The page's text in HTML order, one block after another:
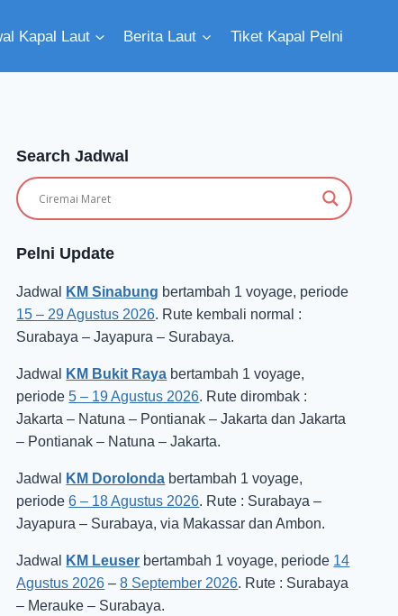
Kapal Laut Berita Laut Tiket Kapal Pelni
Search Jadwal
Pelni Update
Jadwal KM Sinabung bertambah 1 voyage, periode
15 – 29 Agustus 2026. Rute kembali normal :
Surabaya – Jayapura – Surabaya.
Jadwal KM Bukit Raya bertambah 1 voyage,
periode5 – 19 Agustus 2026. Rute dirombak :
Jakarta – Natuna – Pontianak – Jakarta dan Jakarta
– Pontianak – Natuna – Jakarta.
Jadwal KM Dorolonda bertambah 1 voyage,
periode6 – 18 Agustus 2026. Rute : Surabaya –
Jayapura – Surabaya, via Makassar dan Ambon.
Jadwal KM Leuser bertambah 1 voyage, periode 14
Agustus 2026 –8 September 2026. Rute : Surabaya
– Merauke – Surabaya.